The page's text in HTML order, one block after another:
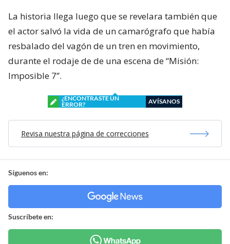
La historia llega luego que se revelara también que
el actor salvó la vida de un camarógrafo que había
resbalado del vagón de un tren en movimiento,
durante el rodaje de de una escena de “Misión:
Imposible 7”.
¿ENCONTRASTE UN
ERROR?
AVÍSANOS
Revisa nuestra página de correcciones
Síguenos en:
Suscríbete en: